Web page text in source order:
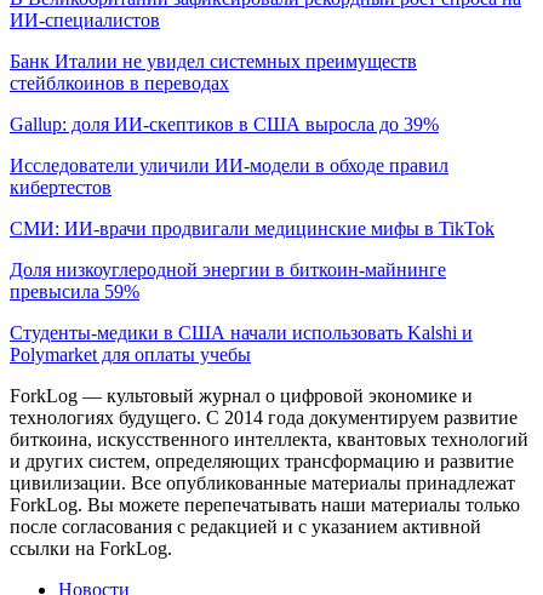
ИИ-специалистов
Банк Италии не увидел системных преимуществ
стейблкоинов в переводах
Gallup: доля ИИ-скептиков в США выросла до 39%
Исследователи уличили ИИ-модели в обходе правил
кибертестов
СМИ: ИИ-врачи продвигали медицинские мифы в TikTok
Доля низкоуглеродной энергии в биткоин-майнинге
превысила 59%
Студенты-медики в США начали использовать Kalshi и
Polymarket для оплаты учебы
ForkLog — культовый журнал о цифровой экономике и
технологиях будущего. С 2014 года документируем развитие
биткоина, искусственного интеллекта, квантовых технологий
и других систем, определяющих трансформацию и развитие
цивилизации. Все опубликованные материалы принадлежат
ForkLog. Вы можете перепечатывать наши материалы только
после согласования с редакцией и с указанием активной
ссылки на ForkLog.
Новости